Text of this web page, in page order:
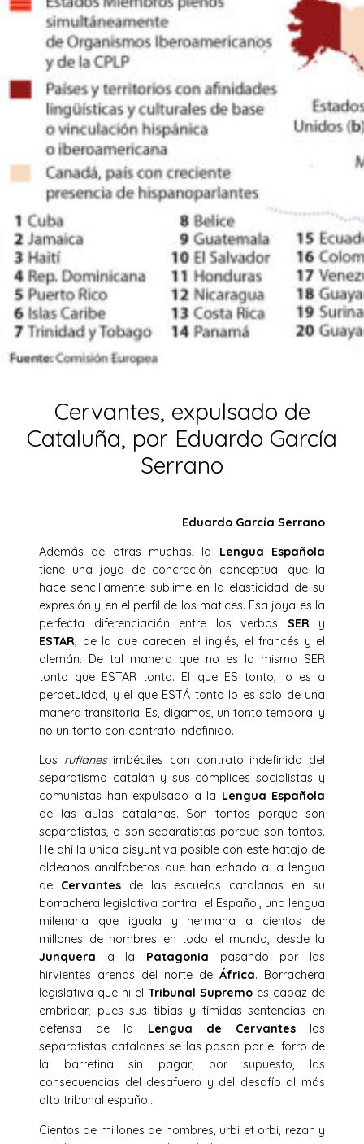
Cervantes, expulsado de
Cataluña, por Eduardo García
Serrano
Eduardo García Serrano
Además de otras muchas, la Lengua Española
tiene una joya de concreción conceptual que la
hace sencillamente sublime en la elasticidad de su
expresión y en el perfil de los matices. Esa joya es la
perfecta diferenciación entre los verbos SERy
ESTAR, de la que carecen el inglés, el francés y el
alemán. De tal manera que no es lo mismo SER
tonto que ESTAR tonto. El que ES tonto, lo es a
perpetuidad, y el que ESTÁ tonto lo es solo de una
manera transitoria. Es, digamos, un tonto temporal y
no un tonto con contrato indefinido.
Los rufianesimbéciles con contrato indefinido del
separatismo catalán y sus cómplices socialistas y
comunistas han expulsado a la Lengua Española
de las aulas catalanas. Son tontos porque son
separatistas, o son separatistas porque son tontos.
He ahí la única disyuntiva posible con este hatajo de
aldeanos analfabetos que han echado a la lengua
de Cervantesde las escuelas catalanas en su
borrachera legislativa contra el Español, una lengua
milenaria que iguala y hermana a cientos de
millones de hombres en todo el mundo, desde la
Junquera a la Patagonia pasando por las
hirvientes arenas del norte de África. Borrachera
legislativa que ni el Tribunal Supremo es capaz de
embridar, pues sus tibias y tímidas sentencias en
defensa de la Lengua de Cervanteslos
separatistas catalanes se las pasan por el forro de
la barretina sin pagar, por supuesto, las
consecuencias del desafuero y del desafío al más
alto tribunal español.
Cientos de millones de hombres, urbi et orbi, rezan y